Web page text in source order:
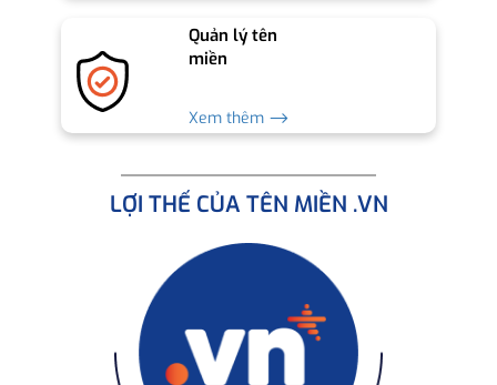
Quản lý tên
miền
Xem thêm ⟶
LỢI THẾ CỦA TÊN MIỀN .VN